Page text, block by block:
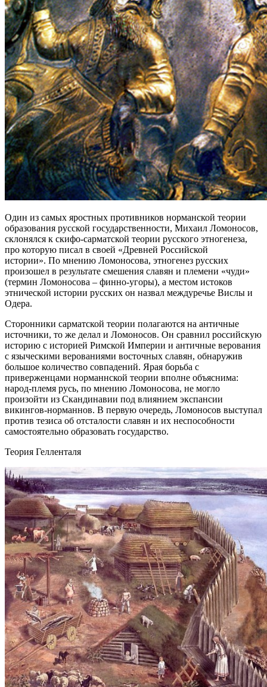
Один из самых яростных противников норманской теории
образования русской государственности, Михаил Ломоносов,
склонялся к скифо-сарматской теории русского этногенеза,
про которую писал в своей «Древней Российской
истории». По мнению Ломоносова, этногенез русских
произошел в результате смешения славян и племени «чуди»
(термин Ломоносова – финно-угоры), а местом истоков
этнической истории русских он назвал междуречье Вислы и
Одера.
Сторонники сарматской теории полагаются на античные
источники, то же делал и Ломоносов. Он сравнил российскую
историю с историей Римской Империи и античные верования
с языческими верованиями восточных славян, обнаружив
большое количество совпадений. Ярая борьба с
приверженцами норманнской теории вполне объяснима:
народ-племя русь, по мнению Ломоносова, не могло
произойти из Скандинавии под влиянием экспансии
викингов-норманнов. В первую очередь, Ломоносов выступал
против тезиса об отсталости славян и их неспособности
самостоятельно образовать государство.
Теория Гелленталя